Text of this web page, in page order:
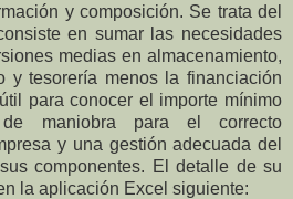
y composición. Se trata del
en sumar las necesidades
medias en almacenamiento,
y tesorería menos la financiación
para conocer el importe mínimo
maniobra para el correcto
y una gestión adecuada del
componentes. El detalle de su
la aplicación Excel siguiente: